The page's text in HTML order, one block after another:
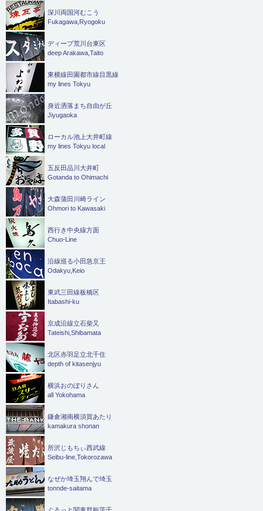
深川両国河むこう
Fukagawa,Ryogoku
ディープ荒川台東区
deep Arakawa,Taito
東横線田園都市線目黒線
my lines Tokyu
身近洒落まち自由が丘
Jiyugaoka
ローカル池上大井町線
my lines Tokyu local
五反田品川大井町
Gotanda to Ohimachi
大森蒲田川崎ライン
Ohmori to Kawasaki
西行き中央線方面
Chuo-Line
沿線巡る小田急京王
Odakyu,Keio
東武三田線板橋区
Itabashi-ku
京成沿線立石柴又
Tateishi,Shibamata
北区赤羽足立北千住
depth of kitasenjyu
横浜おのぼりさん
all Yokohama
鎌倉湘南横須賀あたり
kamakura shonan
所沢じもちぃ西武線
Seibu-line,Tokorozawa
なぜか埼玉翔んで埼玉
tonnde-saitama